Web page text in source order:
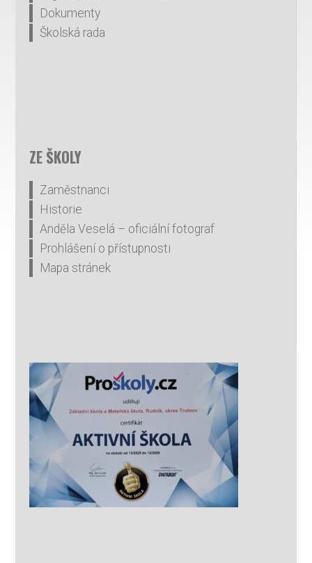
Dokumenty
Školská rada
ZE ŠKOLY
Zaměstnanci
Historie
Anděla Veselá – oficiální fotograf
Prohlášení o přístupnosti
Mapa stránek